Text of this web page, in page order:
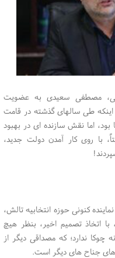
مصطفی سعیدی به عضویت
اینکه طی سالهای گذشته در قامت
اما نقش سازنده ای در بهبود
با روی کار آمدن دولت جدید،
کنونی حوزه انتخابیه تالش،
با اتخاذ تصمیم اخیر، بنظر هیچ
چوکا ندارد؛ که مصداقی دیگر از
جناح های دیگر است.